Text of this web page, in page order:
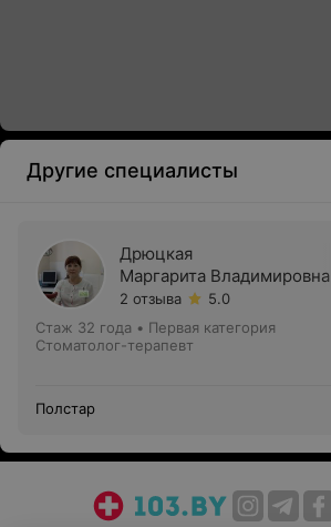
Другие специалисты
Дрюцкая
Маргарита Владимировна
2 отзыва
5.0
Стаж 32 года • Первая категория
Стоматолог-терапевт
Полстар